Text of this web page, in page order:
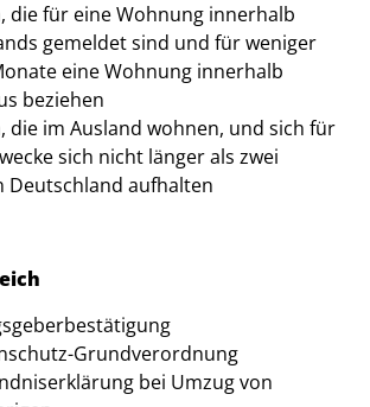
die für eine Wohnung innerhalb
gemeldet sind und für weniger
eine Wohnung innerhalb
beziehen
die im Ausland wohnen, und sich für
sich nicht länger als zwei
Deutschland aufhalten
Grundverordnung
bei Umzug von